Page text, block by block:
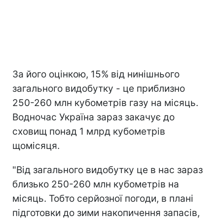
За його оцінкою, 15% від нинішнього
загального видобутку - це приблизно
250-260 млн кубометрів газу на місяць.
Водночас Україна зараз закачує до
сховищ понад 1 млрд кубометрів
щомісяця.
"Від загального видобутку це в нас зараз
близько 250-260 млн кубометрів на
місяць. Тобто серйозної погоди, в плані
підготовки до зими накопичення запасів,